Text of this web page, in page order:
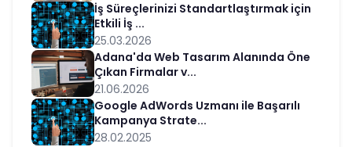
İş Süreçlerinizi Standartlaştırmak için
Etkili İş ...
25.03.2026
Adana'da Web Tasarım Alanında Öne
Çıkan Firmalar v...
21.06.2026
Google AdWords Uzmanı ile Başarılı
Kampanya Strate...
28.02.2025